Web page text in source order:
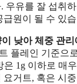
우유를 잘 섭취
급원이 될 수 있
이 낮아 체중 관
플레인 기준으
은 1g 이하로 매
요거트, 혹은 시